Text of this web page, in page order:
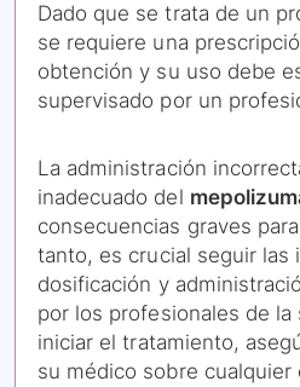
Dado que se trata de un
se requiere una
obtención y su uso debe
supervisado por un
La administración
inadecuado del
consecuencias graves
tanto, es crucial seguir las
dosificación y
por los profesionales de la
iniciar el tratamiento,
su médico sobre cualquier